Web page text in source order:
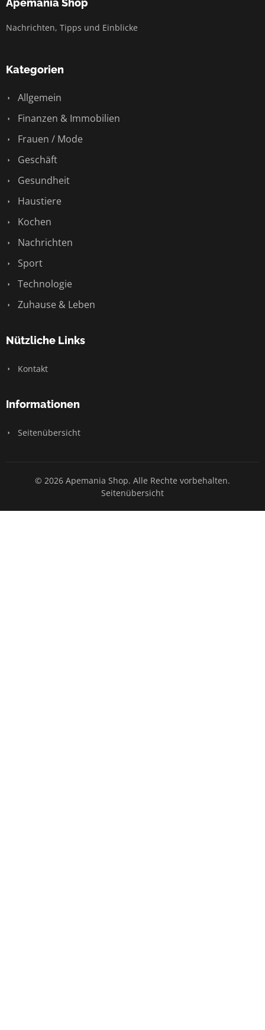
Apemania Shop
Nachrichten, Tipps und Einblicke
Kategorien
Allgemein
Finanzen & Immobilien
Frauen / Mode
Geschäft
Gesundheit
Haustiere
Kochen
Nachrichten
Sport
Technologie
Zuhause & Leben
Nützliche Links
Kontakt
Informationen
Seitenübersicht
© 2026 Apemania Shop. Alle Rechte vorbehalten.
Seitenübersicht